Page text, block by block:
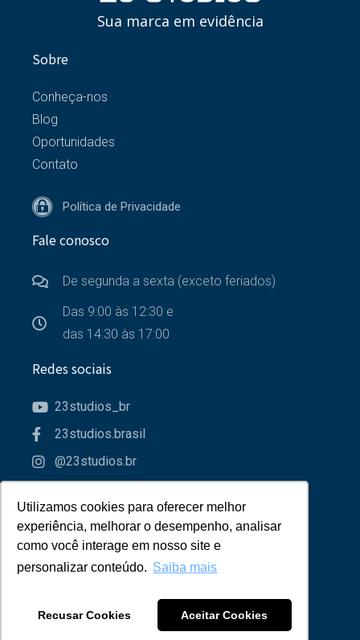
Utilizamos cookies para oferecer melhor
experiência, melhorar o desempenho, analisar
como você interage em nosso site e
personalizar conteúdo. Saiba mais
Recusar Cookies Aceitar Cookies
Utilizamos cookies para oferecer melhor
experiência, melhorar o desempenho, analisar
como você interage em nosso site e
personalizar conteúdo. Saiba mais
Recusar Cookies Aceitar Cookies
Sua marca em evidência
Sobre
Conheça-nos
Blog
Oportunidades
Contato
Política de Privacidade
Fale conosco
De segunda a sexta (exceto feriados)
Das 9:00 às 12:30 e
das 14:30 às 17:00
Redes sociais
23studios_br
23studios.brasil
@23studios.br
Parceiros